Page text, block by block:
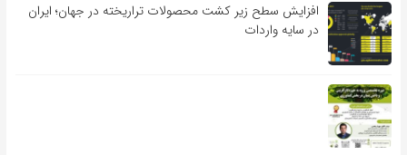
افزایش سطح زیر کشت محصولات تراریخته در جهان؛ ایران
در سایه واردات